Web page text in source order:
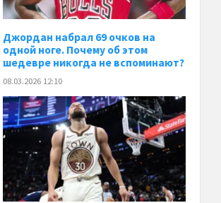
Джордан набрал 69 очков на
одной ноге. Почему об этом
шедевре никогда не вспоминают?
08.03.2026 12:10